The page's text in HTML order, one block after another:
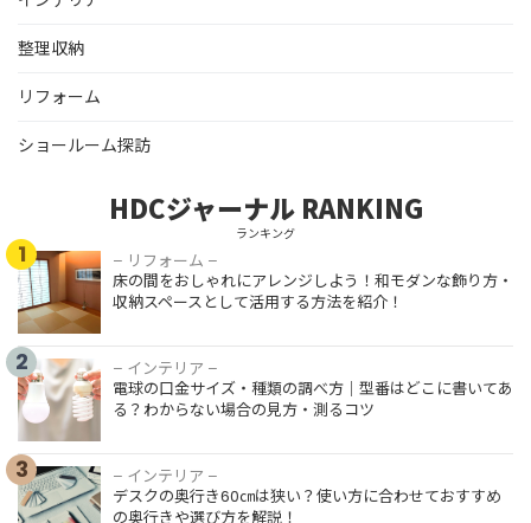
整理収納
リフォーム
ショールーム探訪
HDCジャーナル RANKING
ランキング
1
– リフォーム –
床の間をおしゃれにアレンジしよう！和モダンな飾り方・
収納スペースとして活用する方法を紹介！
2
– インテリア –
電球の口金サイズ・種類の調べ方｜型番はどこに書いてあ
る？わからない場合の見方・測るコツ
3
– インテリア –
デスクの奥行き60㎝は狭い？使い方に合わせておすすめ
の奥行きや選び方を解説！